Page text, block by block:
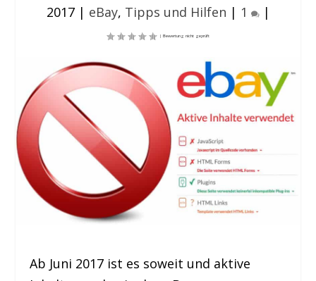
2017| eBay, Tipps und Hilfen | 1 |
Ab Juni 2017 ist es soweit und aktive